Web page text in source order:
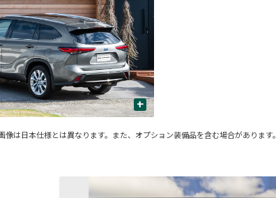
+
日本仕様とは異なります。また、オプション装備品を含む場合があります。